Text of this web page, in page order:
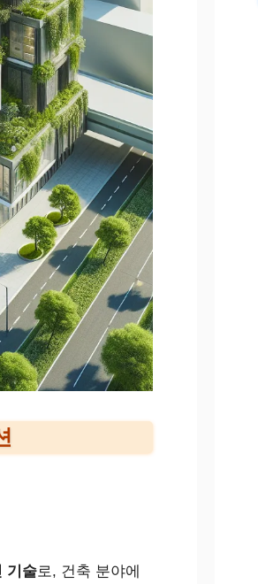
기술로, 건축 분야에